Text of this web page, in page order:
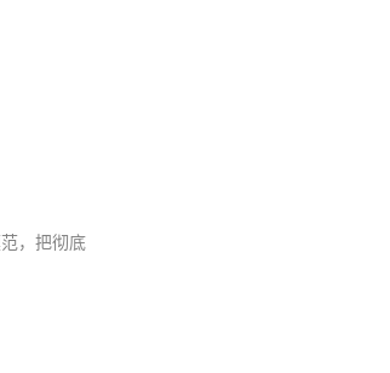
，把彻底